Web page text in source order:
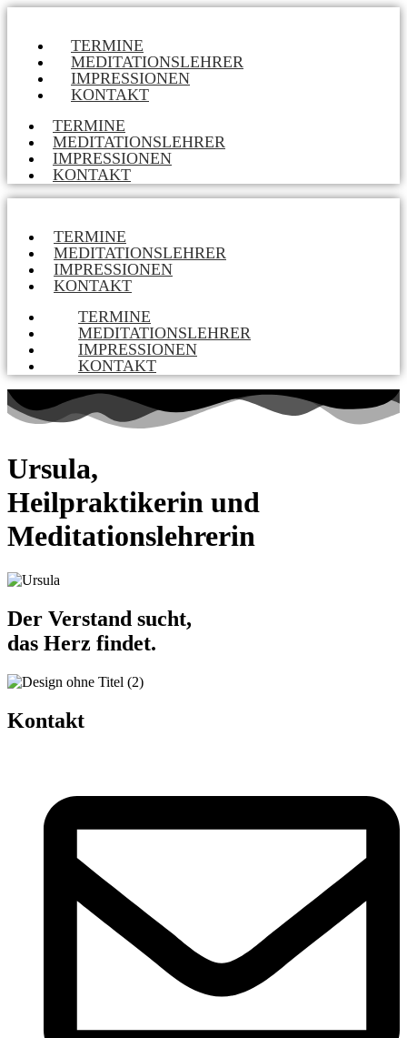
TERMINE
MEDITATIONSLEHRER
IMPRESSIONEN
KONTAKT
TERMINE
MEDITATIONSLEHRER
IMPRESSIONEN
KONTAKT
TERMINE
MEDITATIONSLEHRER
IMPRESSIONEN
KONTAKT
TERMINE
MEDITATIONSLEHRER
IMPRESSIONEN
KONTAKT
Ursula,
Heilpraktikerin und
Meditationslehrerin
Der Verstand sucht,
das Herz findet.
Kontakt